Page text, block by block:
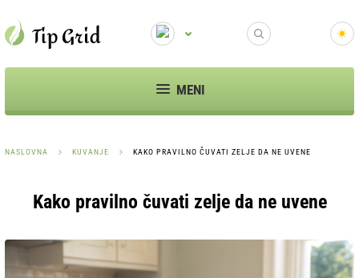
MENI
NASLOVNA KUVANJE KAKO PRAVILNO ČUVATI ZELJE DA NE UVENE
Kako pravilno čuvati zelje da ne uvene